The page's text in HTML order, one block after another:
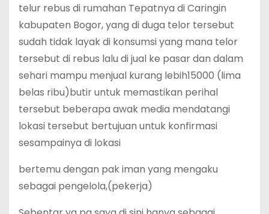
telur rebus di rumahan Tepatnya di Caringin
kabupaten Bogor, yang di duga telor tersebut
sudah tidak layak di konsumsi yang mana telor
tersebut di rebus lalu di jual ke pasar dan dalam
sehari mampu menjual kurang lebih15000 (lima
belas ribu)butir untuk memastikan perihal
tersebut beberapa awak media mendatangi
lokasi tersebut bertujuan untuk konfirmasi
sesampainya di lokasi
bertemu dengan pak iman yang mengaku
sebagai pengelola,(pekerja)